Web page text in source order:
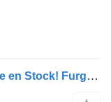
Renault Master 145PK Proximamente en Stock! Furgón Caja Cerrada – LED -